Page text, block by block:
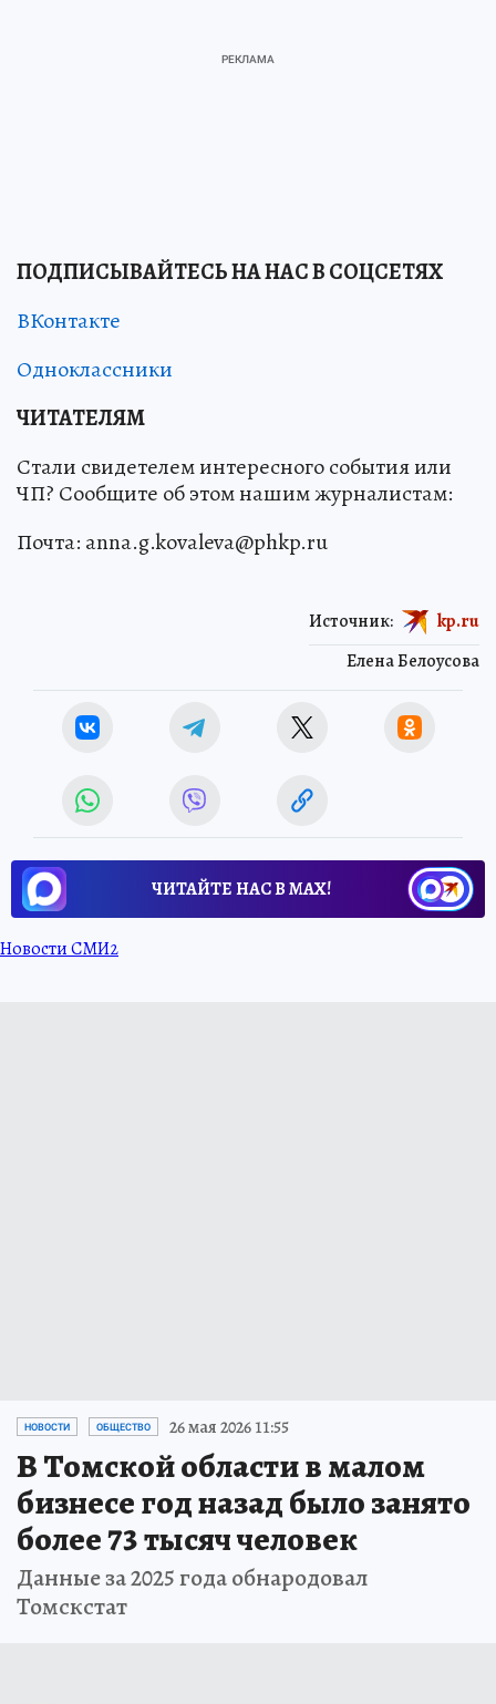
ПОДПИСЫВАЙТЕСЬ НА НАС В СОЦСЕТЯХ
ВКонтакте
Одноклассники
ЧИТАТЕЛЯМ
Стали свидетелем интересного события или
ЧП? Сообщите об этом нашим журналистам:
Почта: anna.g.kovaleva@phkp.ru
Елена Белоусова
Источник: kp.ru
ЧИТАЙТЕ НАС В МАХ!
Новости СМИ2
НОВОСТИ ОБЩЕСТВО 26 мая 2026 11:55
В Томской области в малом
бизнесе год назад было занято
более 73 тысяч человек
Данные за 2025 года обнародовал
Томскстат